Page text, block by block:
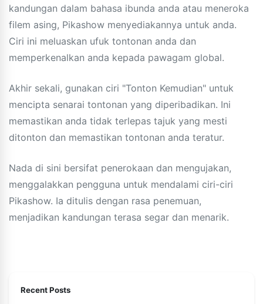
kandungan dalam bahasa ibunda anda atau meneroka
filem asing, Pikashow menyediakannya untuk anda.
Ciri ini meluaskan ufuk tontonan anda dan
memperkenalkan anda kepada pawagam global.
Akhir sekali, gunakan ciri "Tonton Kemudian" untuk
mencipta senarai tontonan yang diperibadikan. Ini
memastikan anda tidak terlepas tajuk yang mesti
ditonton dan memastikan tontonan anda teratur.
Nada di sini bersifat penerokaan dan mengujakan,
menggalakkan pengguna untuk mendalami ciri-ciri
Pikashow. Ia ditulis dengan rasa penemuan,
menjadikan kandungan terasa segar dan menarik.
Recent Posts